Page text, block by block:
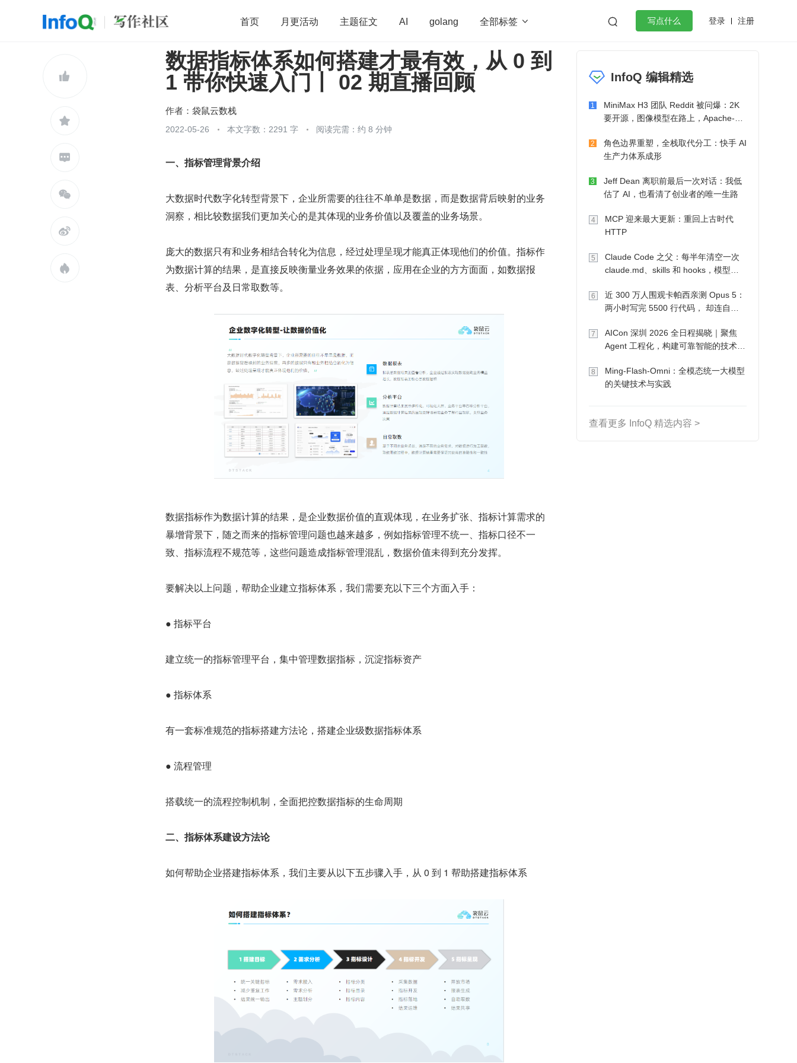
首页 月更活动 主题征文 AI golang 全部标签   写点什么 登录 注册
开源 架构 OpenHarmony 算法 学习方法 Web3.0 高效工作
前端 团队管理 程序员 深度思考 低代码 微服务架构 flutter






数据指标体系如何搭建才最有效，从 0 到
1 带你快速入门丨 02 期直播回顾
作者： 袋鼠云数栈
2022-05-26 本文字数：2291 字 阅读完需：约 8 分钟
​一、指标管理背景介绍
大数据时代数字化转型背景下，企业所需要的往往不单单是数据，而是数据背后映射的业务
洞察，相比较数据我们更加关心的是其体现的业务价值以及覆盖的业务场景。
庞大的数据只有和业务相结合转化为信息，经过处理呈现才能真正体现他们的价值。指标作
为数据计算的结果，是直接反映衡量业务效果的依据，应用在企业的方方面面，如数据报
表、分析平台及日常取数等。
数据指标作为数据计算的结果，是企业数据价值的直观体现，在业务扩张、指标计算需求的
暴增背景下，随之而来的指标管理问题也越来越多，例如指标管理不统一、指标口径不一
致、指标流程不规范等，这些问题造成指标管理混乱，数据价值未得到充分发挥。
要解决以上问题，帮助企业建立指标体系，我们需要充以下三个方面入手：
● 指标平台
建立统一的指标管理平台，集中管理数据指标，沉淀指标资产
● 指标体系
有一套标准规范的指标搭建方法论，搭建企业级数据指标体系
● 流程管理
搭载统一的流程控制机制，全面把控数据指标的生命周期
二、指标体系建设方法论
如何帮助企业搭建指标体系，我们主要从以下五步骤入手，从 0 到 1 帮助搭建指标体系
InfoQ 编辑精选
1
MiniMax H3 团队 Reddit 被问爆：2K
要开源，图像模型在路上，Apache-2.0
2
角色边界重塑，全栈取代分工：快手 AI
生产力体系成形
3
Jeff Dean 离职前最后一次对话：我低
估了 AI，也看清了创业者的唯一生路
4
MCP 迎来最大更新：重回上古时代
HTTP
5
Claude Code 之父：每半年清空一次
claude.md、skills 和 hooks，模型自
6
近 300 万人围观卡帕西亲测 Opus 5：
两小时写完 5500 行代码， 却连自己
7
AICon 深圳 2026 全日程揭晓｜聚焦
Agent 工程化，构建可靠智能的技术路
8
Ming-Flash-Omni：全模态统一大模型
的关键技术与实践
查看更多 InfoQ 精选内容 >